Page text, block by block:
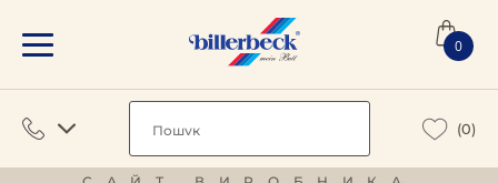
0
(0)